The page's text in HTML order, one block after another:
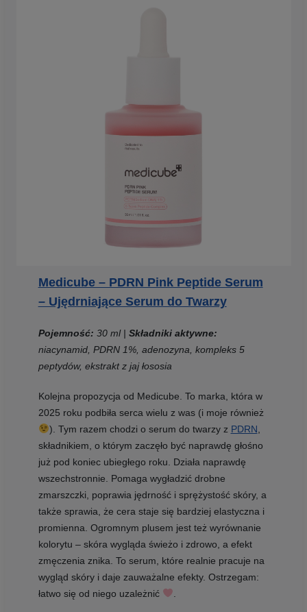
Medicube – PDRN Pink Peptide Serum
– Ujędrniające Serum do Twarzy
Pojemność: 30 ml | Składniki aktywne:
niacynamid, PDRN 1%, adenozyna, kompleks 5
peptydów, ekstrakt z jaj łososia
Kolejna propozycja od Medicube. To marka, która w
2025 roku podbiła serca wielu z was (i moje również
). Tym razem chodzi o serum do twarzy z PDRN
składnikiem, o którym zaczęło być naprawdę głośno
już pod koniec ubiegłego roku. Działa naprawdę
wszechstronnie. Pomaga wygładzić drobne
zmarszczki, poprawia jędrność i sprężystość skóry, a
także sprawia, że cera staje się bardziej elastyczna i
promienna. Ogromnym plusem jest też wyrównanie
kolorytu – skóra wygląda świeżo i zdrowo, a efekt
zmęczenia znika. To serum, które realnie pracuje na
wygląd skóry i daje zauważalne efekty. Ostrzegam:
łatwo się od niego uzależnić